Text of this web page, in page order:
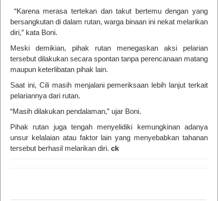
“Karena merasa tertekan dan takut bertemu dengan yang
bersangkutan di dalam rutan, warga binaan ini nekat melarikan
diri,” kata Boni.
Meski demikian, pihak rutan menegaskan aksi pelarian
tersebut dilakukan secara spontan tanpa perencanaan matang
maupun keterlibatan pihak lain.
Saat ini, Cili masih menjalani pemeriksaan lebih lanjut terkait
pelariannya dari rutan.
“Masih dilakukan pendalaman,” ujar Boni.
Pihak rutan juga tengah menyelidiki kemungkinan adanya
unsur kelalaian atau faktor lain yang menyebabkan tahanan
tersebut berhasil melarikan diri. ck